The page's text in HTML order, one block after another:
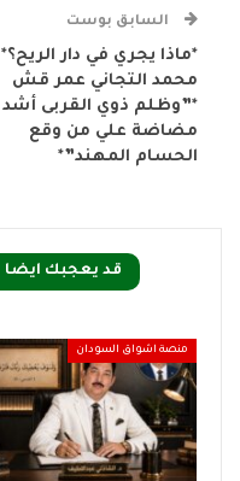
السابق بوست
*ماذا يجري في دار الريح؟*
محمد التجاني عمر قش
*”وظلم ذوي القربى أشد
مضاضة علي من وقع
الحسام المهند”*
قد يعجبك ايضا
منصة اشواق السودان